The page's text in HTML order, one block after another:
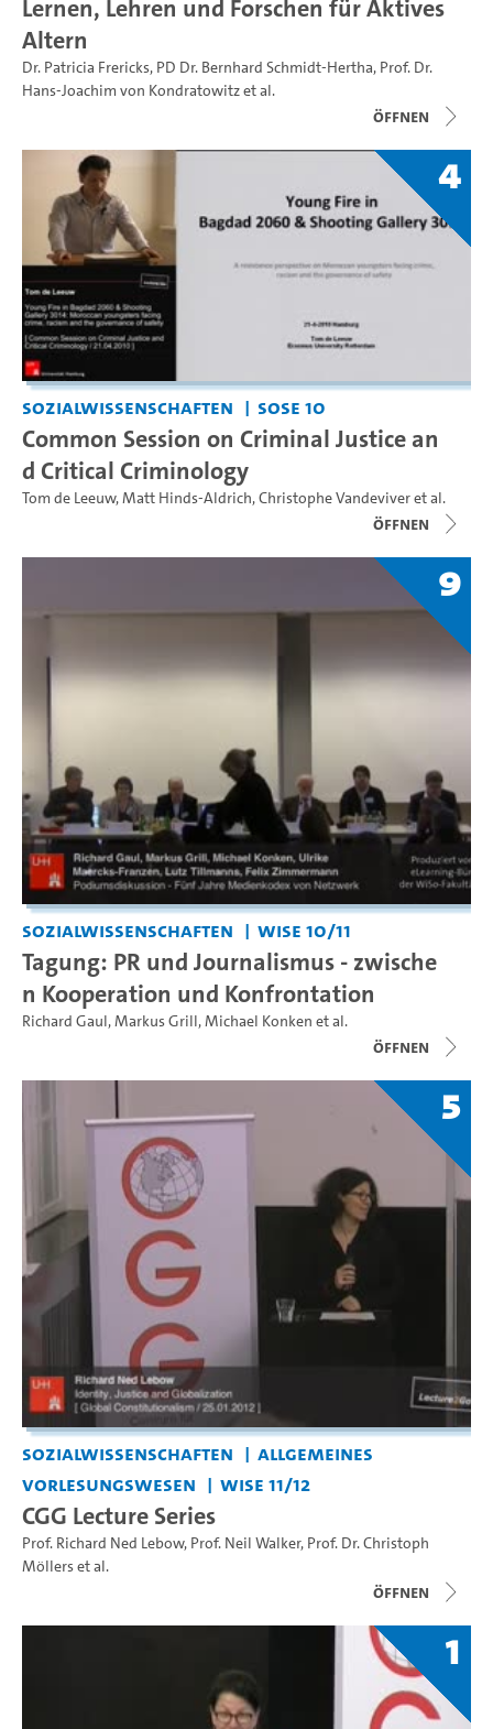
Lernen, Lehren und Forschen für Aktives
Altern
Dr. Patricia Frericks, PD Dr. Bernhard Schmidt-Hertha, Prof. Dr.
Hans-Joachim von Kondratowitzet al.
Öffnen
4
Sozialwissenschaften SoSe 10
Common Session on Criminal Justice an
d Critical Criminology
Tom de Leeuw,Matt Hinds-Aldrich,Christophe Vandeviveret al.
Öffnen
9
Sozialwissenschaften WiSe 10/11
Tagung: PR und Journalismus - zwische
n Kooperation und Konfrontation
Richard Gaul,Markus Grill,Michael Konken et al.
Öffnen
5
Sozialwissenschaften
Allgemeines
Vorlesungswesen
WiSe 11/12
CGG Lecture Series
Prof. Richard Ned Lebow, Prof. Neil Walker, Prof. Dr. Christoph
Möllerset al.
Öffnen
1